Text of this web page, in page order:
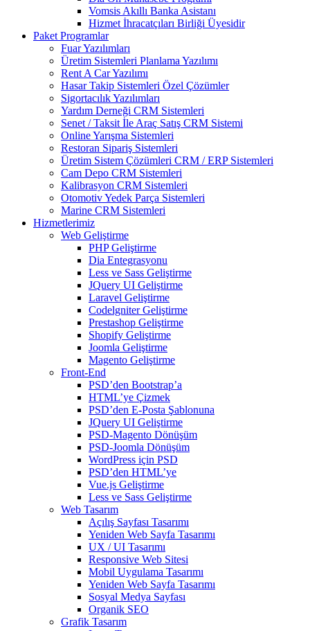
Vomsis Akıllı Banka Asistanı
Hizmet İhracatçıları Birliği Üyesidir
Paket Programlar
Fuar Yazılımları
Üretim Sistemleri Planlama Yazılımı
Rent A Car Yazılımı
Hasar Takip Sistemleri Özel Çözümler
Sigortacılık Yazılımları
Yardım Derneği CRM Sistemleri
Senet / Taksit İle Araç Satış CRM Sistemi
Online Yarışma Sistemleri
Restoran Sipariş Sistemleri
Üretim Sistem Çözümleri CRM / ERP Sistemleri
Cam Depo CRM Sistemleri
Kalibrasyon CRM Sistemleri
Otomotiv Yedek Parça Sistemleri
Marine CRM Sistemleri
Hizmetlerimiz
Web Geliştirme
PHP Geliştirme
Dia Entegrasyonu
Less ve Sass Geliştirme
JQuery UI Geliştirme
Laravel Geliştirme
Codelgniter Geliştirme
Prestashop Geliştirme
Shopify Geliştirme
Joomla Geliştirme
Magento Geliştirme
Front-End
PSD’den Bootstrap’a
HTML’ye Çizmek
PSD’den E-Posta Şablonuna
JQuery UI Geliştirme
PSD-Magento Dönüşüm
PSD-Joomla Dönüşüm
WordPress için PSD
PSD’den HTML’ye
Vue.js Geliştirme
Less ve Sass Geliştirme
Web Tasarım
Açılış Sayfası Tasarımı
Yeniden Web Sayfa Tasarımı
UX / UI Tasarımı
Responsive Web Sitesi
Mobil Uygulama Tasarımı
Yeniden Web Sayfa Tasarımı
Sosyal Medya Sayfası
Organik SEO
Grafik Tasarım